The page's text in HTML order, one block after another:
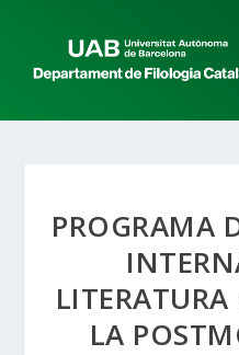
PROGRAMA
LA